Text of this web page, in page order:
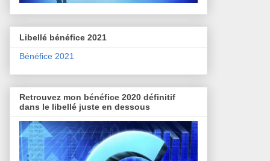
Libellé bénéfice 2021
Bénéfice 2021
Retrouvez mon bénéfice 2020 définitif
dans le libellé juste en dessous